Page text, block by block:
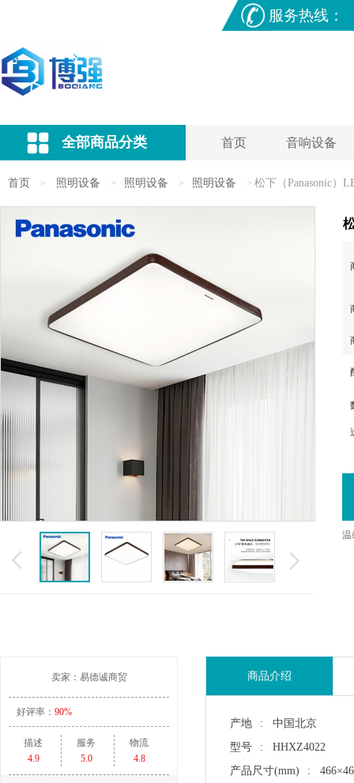
服务热线：
全部商品分类 首页 音响设备
首页 > 照明设备 > 照明设备 > 照明设备 > 松下（Panasonic）
温
卖家：易德诚商贸
好评率： 90%
描述
4.9
服务
5.0
物流
4.8
商品介绍
产地
: 中国北京
型号
: HHXZ4022
产品尺寸(mm)
: